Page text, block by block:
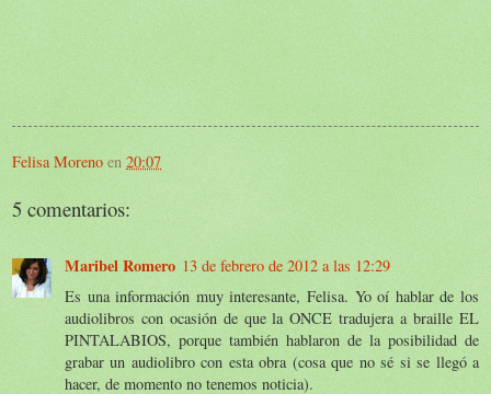
Felisa Moreno en 20:07
5 comentarios:
Maribel Romero 13 de febrero de 2012 a las 12:29
Es una información muy interesante, Felisa. Yo oí hablar de los
audiolibros con ocasión de que la ONCE tradujera a braille EL
PINTALABIOS, porque también hablaron de la posibilidad de
grabar un audiolibro con esta obra (cosa que no sé si se llegó a
hacer, de momento no tenemos noticia).